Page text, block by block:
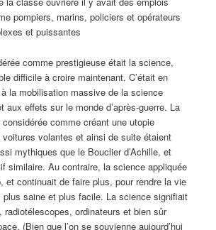
pompiers, marins, policiers et opérateurs
et puissantes
comme prestigieuse était la science,
difficile à croire maintenant. C’était en
la mobilisation massive de la science
aux effets sur le monde d’après-guerre. La
comme créant une utopie
volantes et ainsi de suite étaient
mythiques que le Bouclier d’Achille, et
similaire. Au contraire, la science appliquée
et continuait de faire plus, pour rendre la vie
plus saine et plus facile. La science signifiait
radiotélescopes, ordinateurs et bien sûr
(Bien que l’on se souvienne aujourd’hui